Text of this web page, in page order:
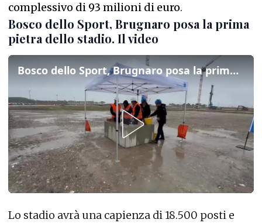
complessivo di 93 milioni di euro.
Bosco dello Sport, Brugnaro posa la prima
pietra dello stadio. Il video
Bosco dello Sport, Brugnaro posa la prima pietra dello stadio. Il video
Lo stadio avrà una capienza di 18.500 posti e